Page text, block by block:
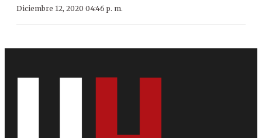
Diciembre 12, 2020 04:46 p. m.